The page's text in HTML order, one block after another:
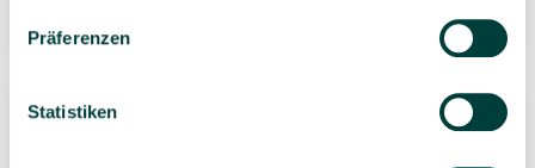
Präferenzen
Statistiken
1 Set